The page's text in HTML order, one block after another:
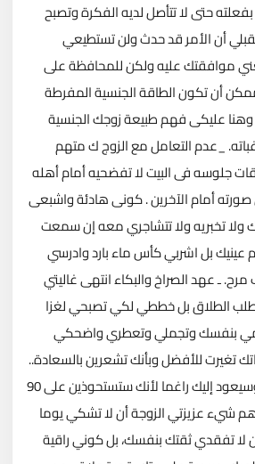
بفعلته حتى لا تتأصل لديه الفكرة وتصبح
أن الأمر قد حدث ولن تستطيعي
موافقتك عليه ولكن للمحافظة على
أن تكون الطاقة الجنسية المفرطة
وهنا عليكى فهم طبيعة زوجك الجنسية
_عدم التعامل مع الزوج ك متهم
جلوسه فى البيت لا تفضحيه أمام أهله
أمام الآخرين . كونى هادئة واشبعى
ولا تخبريه ولا تتشاجري معه إن سمعت
عينيك بل اشربي كأس ماء بارد وادرسي
ـ عهد الصراخ والبكاء انتهى غاليتي
الطلاق بل خططي لكي تصبحي لغزا
بنفسك وتجملي وتعطري واضحكي
تغيرت للأفضل وبأنك تشعرين بالسعادة..
هنا سوف ينشغل بك وسيعود إليك راغما لأنك ستستحوذين على 90
شيء عزيزتي الزوجة أن لا تشكي يوما
لا تفقدي ثقتك بنفسك، بل كوني راقية